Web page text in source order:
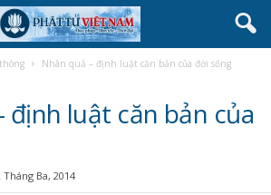
Nhân quả – định luật căn bản của đời sống
định luật căn bản của
Tháng Ba, 2014